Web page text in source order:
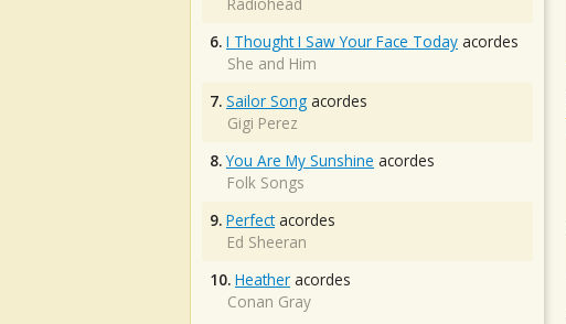
6. I Thought I Saw Your Face Today acordes
She and Him
7. Sailor Song acordes
Gigi Perez
8. You Are My Sunshine acordes
Folk Songs
9. Perfectacordes
Ed Sheeran
10. Heather acordes
Conan Gray